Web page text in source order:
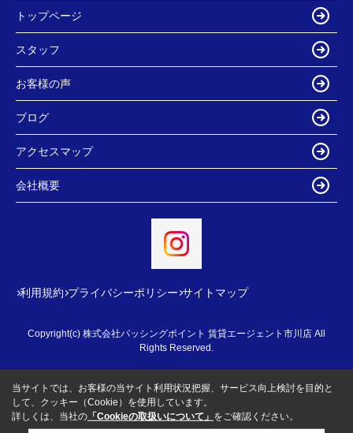
トップページ
スタッフ
お客様の声
ブログ
アクセスマップ
会社概要
利用規約 プライバシーポリシー サイトマップ
Copyright(c) 株式会社パッシングポイント 賃貸エージェント市川店 All
Rights Reserved.
当サイトでは、お客様の当サイト利用状況把握、サービス向上検討を目的と
して、クッキー（Cookie）を使用しています。
詳しくは、当社の 「Cookieの取扱いについて」 をご確認ください。